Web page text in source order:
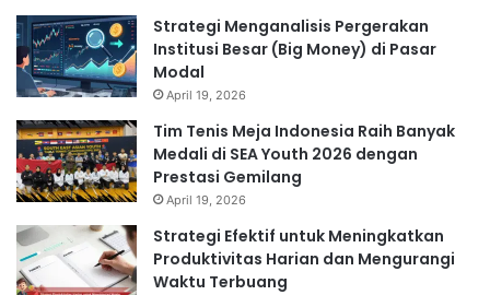
Strategi Menganalisis Pergerakan
Institusi Besar (Big Money) di Pasar
Modal
April 19, 2026
Tim Tenis Meja Indonesia Raih Banyak
Medali di SEA Youth 2026 dengan
Prestasi Gemilang
April 19, 2026
Strategi Efektif untuk Meningkatkan
Produktivitas Harian dan Mengurangi
Waktu Terbuang